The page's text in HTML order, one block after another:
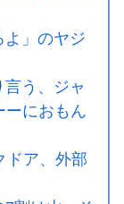
よ」のヤジ
言う、ジャ
ーにおもん
ドア、外部